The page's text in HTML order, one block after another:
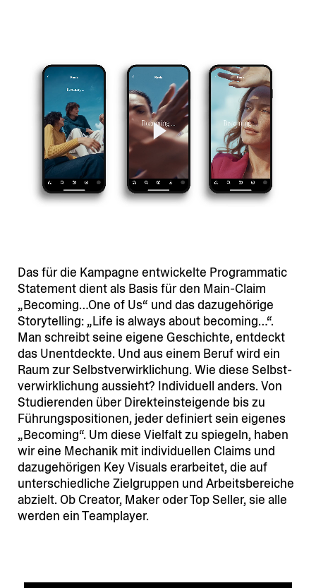
Das für die Kampagne entwi­ckelte Program­matic
Statement dient als Basis für den Main-Claim
„Becoming…One of Us“ und das dazuge­hörige
Storytelling: „Life is always about becoming…“.
Man schreibt seine eigene Geschichte, entdeckt
das Unent­deckte. Und aus einem Beruf wird ein
Raum zur Selbst­ver­wirk­li­chung. Wie diese Selbst­
ver­wirk­li­chung aussieht? Indivi­duell anders. Von
Studie­renden über Direkt­ein­stei­gende bis zu
Führungs­po­si­tionen, jeder definiert sein eigenes
„Becoming“. Um diese Vielfalt zu spiegeln, haben
wir eine Mechanik mit indivi­du­ellen Claims und
dazuge­hö­rigen Key Visuals erarbeitet, die auf
unter­schied­liche Zielgruppen und Arbeits­be­reiche
abzielt. Ob Creator, Maker oder Top Seller, sie alle
werden ein Teamplayer.